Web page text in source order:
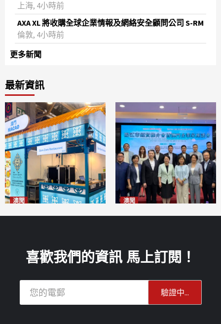
上海, 4小時前
AXA XL 將收購全球企業情報及網絡安全顧問公司 S-RM
倫敦, 4小時前
更多新聞
最新資訊
澳聞 澳聞
喜歡我們的資訊 馬上訂閱！